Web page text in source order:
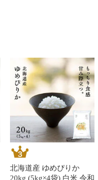
北海道産 ゆめぴりか
20kg (5kg×4袋) 白米 令和